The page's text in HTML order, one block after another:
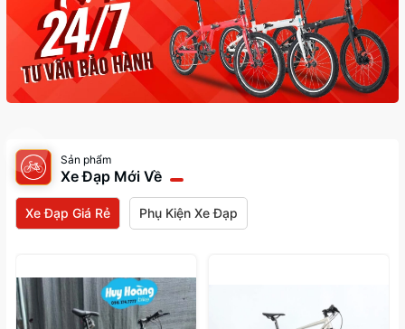
Sản phẩm
Xe Đạp Mới Về
Xe Đạp Giá Rẻ Phụ Kiện Xe Đạp